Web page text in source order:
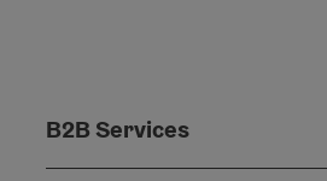
B2B Services